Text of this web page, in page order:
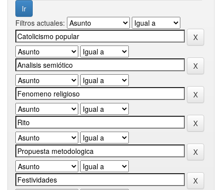
Filtros actuales: